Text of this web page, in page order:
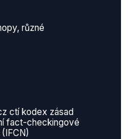
různé
ctí kodex zásad
fact-checkingové